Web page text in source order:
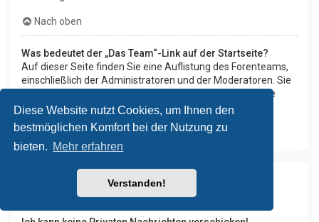
Diese Website nutzt Cookies, um Ihnen den
bestmöglichen Komfort bei der Nutzung zu
bieten. Mehr erfahren
Verstanden!
Nach oben
Was bedeutet der „Das Team“-Link auf der Startseite?
Auf dieser Seite finden Sie eine Auflistung des Forenteams,
einschließlich der Administratoren und der Moderatoren. Sie
finden hier auch weitere Informationen wie die Foren, die
diese im Einzelnen moderieren.
Nach oben
Private Nachrichten